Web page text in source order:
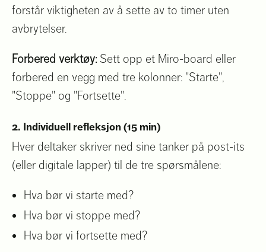
forstår viktigheten av å sette av to timer uten
avbrytelser.
Forbered verktøy:Sett opp et Miro-board eller
forbered en vegg med tre kolonner: "Starte",
"Stoppe" og "Fortsette".
2. Individuell refleksjon (15 min)
Hver deltaker skriver ned sine tanker på post-its
(eller digitale lapper) til de tre spørsmålene:
Hva bør vi starte med?
Hva bør vi stoppe med?
Hva bør vi fortsette med?